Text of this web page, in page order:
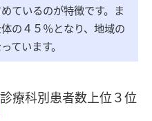
ているのが特徴です。ま
の４５％となり、地域の
ています。
療科別患者数上位３位